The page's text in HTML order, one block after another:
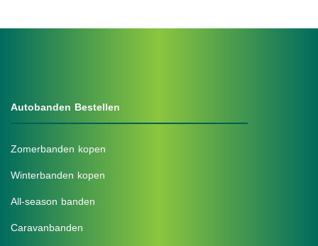
Autobanden Bestellen
Zomerbanden kopen
Winterbanden kopen
All-season banden
Caravanbanden